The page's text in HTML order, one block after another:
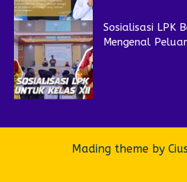
Sosialisasi LPK
Mengenal
Mading theme by